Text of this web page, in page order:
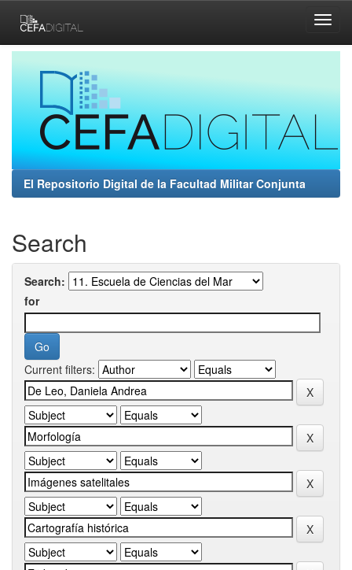
navigation
El Repositorio Digital de la Facultad Militar Conjunta
Search
Search:
for
Current filters: